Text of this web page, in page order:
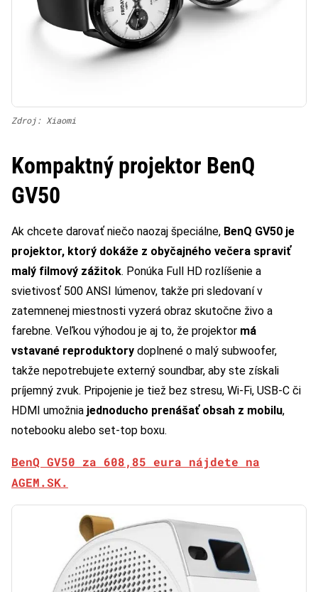
Zdroj: Xiaomi
Kompaktný projektor BenQ
GV50
Ak chcete darovať niečo naozaj špeciálne, BenQ GV50 je
projektor, ktorý dokáže z obyčajného večera spraviť
malý filmový zážitok. Ponúka Full HD rozlíšenie a
svietivosť 500 ANSI lúmenov, takže pri sledovaní v
zatemnenej miestnosti vyzerá obraz skutočne živo a
farebne. Veľkou výhodou je aj to, že projektor má
vstavané reproduktory doplnené o malý subwoofer,
takže nepotrebujete externý soundbar, aby ste získali
príjemný zvuk. Pripojenie je tiež bez stresu, Wi-Fi, USB-C či
HDMI umožnia jednoducho prenášať obsah z mobilu,
notebooku alebo set-top boxu.
BenQ GV50 za 608,85 eura nájdete na
AGEM.SK.